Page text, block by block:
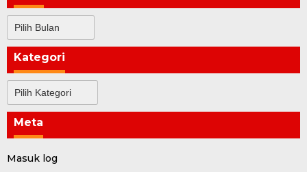
Kategori
Meta
Masuk log